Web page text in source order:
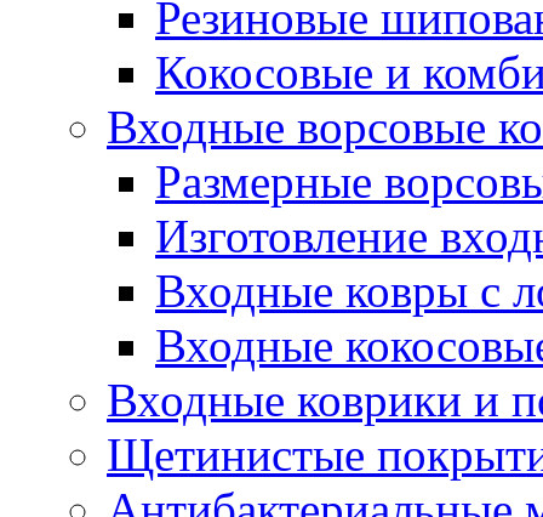
Резиновые
Кокосовые и
Входные ворсовые
Размерные
Изготовление
Входные ковры с
Входные
Входные коврики и
Щетинистые